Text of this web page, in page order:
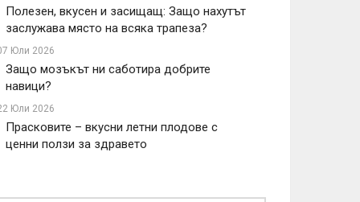
Полезен, вкусен и засищащ: Защо нахутът
заслужава място на всяка трапеза?
Юли 2026
Защо мозъкът ни саботира добрите
навици?
Юли 2026
Прасковите – вкусни летни плодове с
ценни ползи за здравето